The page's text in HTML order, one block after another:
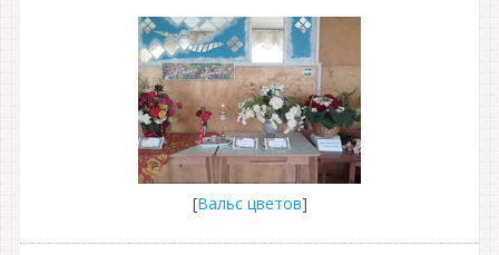
[Вальс цветов]